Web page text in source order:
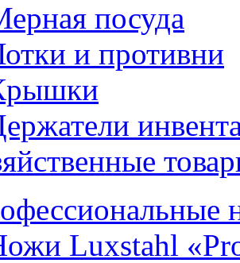
посуда
и противни
Luxstahl